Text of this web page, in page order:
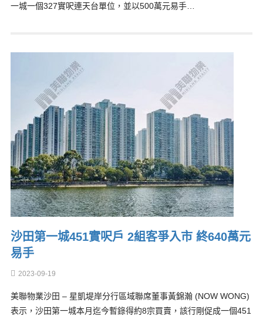
一城一個327實呎連天台單位，並以500萬元易手…
沙田第一城451實呎戶 2組客爭入市 終640萬元
易手
2023-09-19
美聯物業沙田 – 星凱堤岸分行區域聯席董事黃錦瀚 (NOW WONG)
表示，沙田第一城本月迄今暫錄得約8宗買賣，該行剛促成一個451